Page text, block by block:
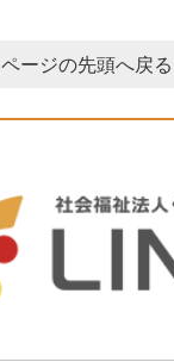
ページの先頭へ戻る